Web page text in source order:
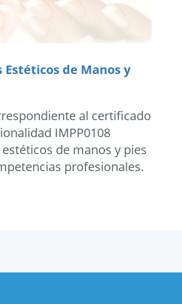
Estéticos de Manos y
al certificado
IMPP0108
de manos y pies
profesionales.